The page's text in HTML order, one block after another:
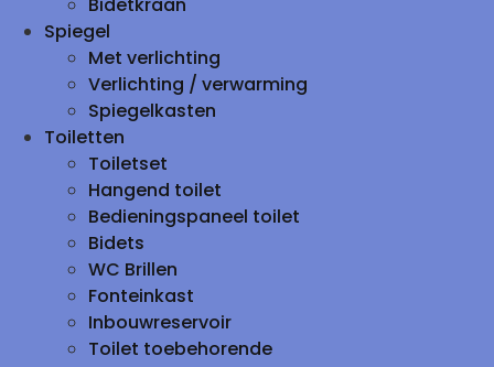
Spiegel
Met verlichting
Verlichting / verwarming
Spiegelkasten
Toiletten
Toiletset
Hangend toilet
Bedieningspaneel toilet
Bidets
WC Brillen
Fonteinkast
Inbouwreservoir
Toilet toebehorende